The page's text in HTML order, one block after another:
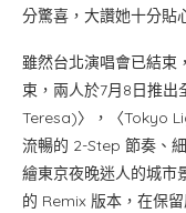
分驚喜，大讚她十分貼
雖然台北演唱會已結束
束，兩人於7月8日推
Teresa)〉，〈Tokyo
流暢的 2-Step 節奏、
繪東京夜晚迷人的城市
的 Remix 版本，在保